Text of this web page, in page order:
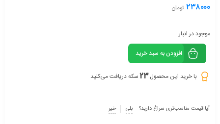
۲۳۸۰۰۰ تومان
موجود در انبار
افزودن به سبد خرید
با خرید این محصول23سکه دریافت می‌کنید
آیا قیمت مناسب‌تری سراغ دارید؟ بلی خیر